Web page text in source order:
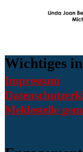
Wichtiges
Impressum
Meldestelle